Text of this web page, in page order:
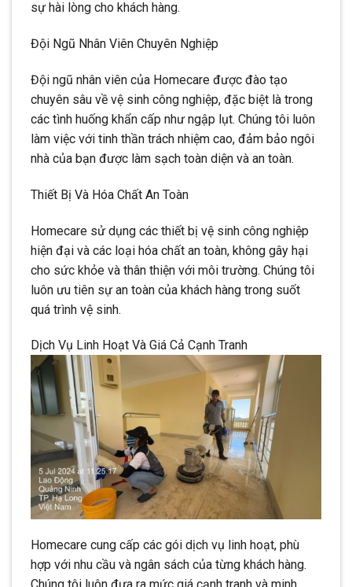
sự hài lòng cho khách hàng.
Đội Ngũ Nhân Viên Chuyên Nghiệp
Đội ngũ nhân viên của Homecare được đào tạo
chuyên sâu về vệ sinh công nghiệp, đặc biệt là trong
các tình huống khẩn cấp như ngập lụt. Chúng tôi luôn
làm việc với tinh thần trách nhiệm cao, đảm bảo ngôi
nhà của bạn được làm sạch toàn diện và an toàn.
Thiết Bị Và Hóa Chất An Toàn
Homecare sử dụng các thiết bị vệ sinh công nghiệp
hiện đại và các loại hóa chất an toàn, không gây hại
cho sức khỏe và thân thiện với môi trường. Chúng tôi
luôn ưu tiên sự an toàn của khách hàng trong suốt
quá trình vệ sinh.
Dịch Vụ Linh Hoạt Và Giá Cả Cạnh Tranh
Homecare cung cấp các gói dịch vụ linh hoạt, phù
hợp với nhu cầu và ngân sách của từng khách hàng.